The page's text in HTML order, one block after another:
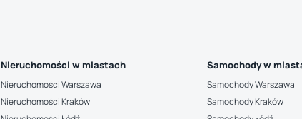
Nieruchomości w miastach
Nieruchomości Warszawa
Nieruchomości Kraków
Samochody w
Samochody Warszawa
Samochody Kraków